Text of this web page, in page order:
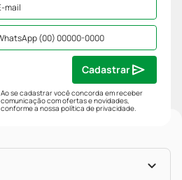
Ao se cadastrar você concorda em receber
comunicação com ofertas e novidades,
conforme a nossapolítica de privacidade.
Cadastrar